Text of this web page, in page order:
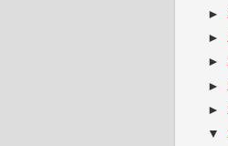
►
►
►
►
►
▼